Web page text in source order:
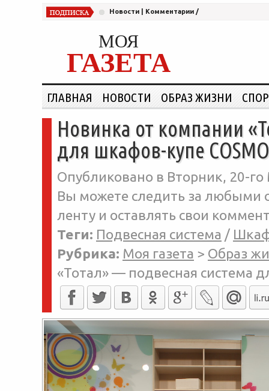
Новости Комментарии /
МОЯ
ГАЗЕТА
ГЛАВНАЯ НОВОСТИ ОБРАЗ ЖИЗНИ
Новинка от компании
для шкафов-купе
Опубликовано в Вторник, 20-го
Вы можете следить за любыми
ленту и оставлять свои
Теги: Подвесная система /
Рубрика: Моя газета > Образ
«Тотал» — подвесная система